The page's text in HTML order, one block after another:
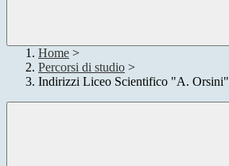
Home >
Percorsi di studio >
Indirizzi Liceo Scientifico "A. Orsini"